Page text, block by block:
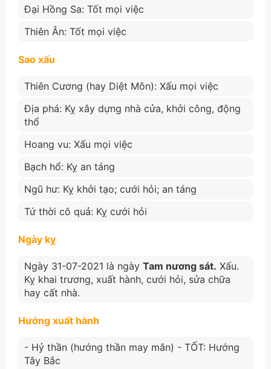
Đại Hồng Sa: Tốt mọi việc
Thiên Ân: Tốt mọi việc
Sao xấu
Thiên Cương (hay Diệt Môn): Xấu mọi việc
Địa phá: Kỵ xây dựng nhà cửa, khởi công, động
thổ
Hoang vu: Xấu mọi việc
Bạch hổ: Kỵ an táng
Ngũ hư: Kỵ khởi tạo; cưới hỏi; an táng
Tứ thời cô quả: Kỵ cưới hỏi
Ngày kỵ
Ngày 31-07-2021 là ngày Tam nương sát. Xấu.
Kỵ khai trương, xuất hành, cưới hỏi, sửa chữa
hay cất nhà.
Hướng xuất hành
- Hỷ thần (hướng thần may mắn) - TỐT: Hướng
Tây Bắc